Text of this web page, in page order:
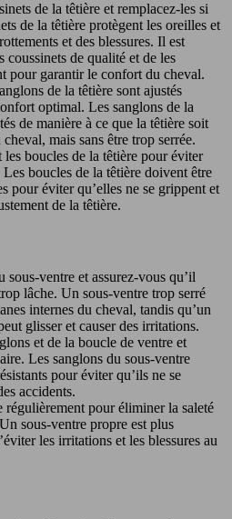
de la têtière et remplacez-les si
de la têtière protègent les oreilles et
et des blessures. Il est
coussinets de qualité et de les
pour garantir le confort du cheval.
de la têtière sont ajustés
optimal. Les sanglons de la
de manière à ce que la têtière soit
mais sans être trop serrée.
boucles de la têtière pour éviter
Les boucles de la têtière doivent être
pour éviter qu’elles ne se grippent et
de la têtière.
sous-ventre et assurez-vous qu’il
lâche. Un sous-ventre trop serré
internes du cheval, tandis qu’un
glisser et causer des irritations.
et de la boucle de ventre et
Les sanglons du sous-ventre
pour éviter qu’ils ne se
accidents.
régulièrement pour éliminer la saleté
sous-ventre propre est plus
les irritations et les blessures au